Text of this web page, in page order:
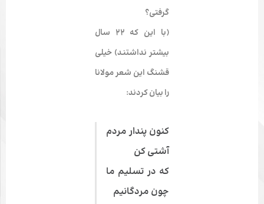
گرفتی؟
(با این که 22 سال
بیشتر نداشتند) خیلی
قشنگ این شعر مولانا
را بیان کردند:
کنون پندار مردم
آشتی کن
که در تسلیم ما
چون مردگانیم